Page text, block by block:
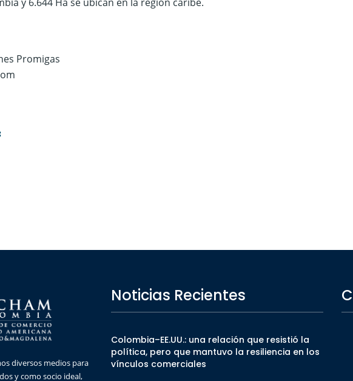
Promigas
diversos medios para
y como socio ideal,
Noticias Recientes
Colombia–EE.UU.: una relación que resistió la
política, pero que mantuvo la resiliencia en los
vínculos comerciales